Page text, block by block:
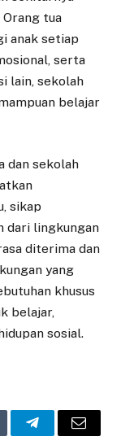
tua
anak setiap
serta
lain, sekolah
belajar
dan sekolah
sikap
dari lingkungan
diterima dan
yang
khusus
belajar,
sosial.
TelegramEmail